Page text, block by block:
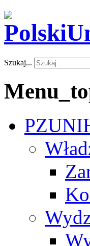
Szukaj...